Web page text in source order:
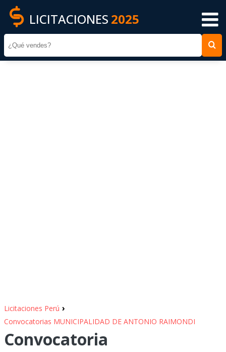
LICITACIONES 2025
Licitaciones Perú ›
Convocatorias MUNICIPALIDAD DE ANTONIO RAIMONDI
Convocatoria